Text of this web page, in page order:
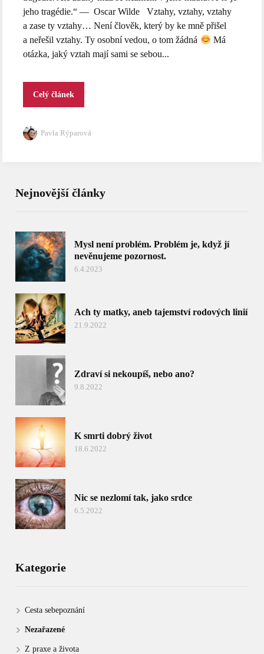
jeho tragédie.“ — Oscar Wilde Vztahy, vztahy, vztahy
a zase ty vztahy… Není člověk, který by ke mně přišel
a neřešil vztahy. Ty osobní vedou, o tom žádná
Má
otázka, jaký vztah mají sami se sebou...
Celý článek
Pavla Rýparová
Nejnovější články
Mysl není problém. Problém je, když jí
nevěnujeme pozornost.
6.4.2023
Ach ty matky, aneb tajemství rodových linií
21.9.2022
Zdraví si nekoupíš, nebo ano?
9.8.2022
K smrti dobrý život
18.6.2022
Nic se nezlomí tak, jako srdce
6.5.2022
Kategorie
Cesta sebepoznání
Nezařazené
Z praxe a života